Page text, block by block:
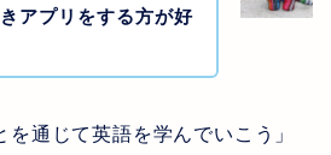
アプリをする方が好
を通じて英語を学んでいこう」